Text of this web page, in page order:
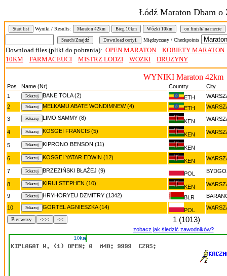
Łódź Maraton Dbam o
Start list Wyniki / Results: Maraton 42km Bieg 10km Wózki 10km on finish/ na mecie
Międzyczasy / Checkpoints
Download files (pliki do pobrania): OPEN MARATON
KOBIETY MARATON
10KM
FARMACEUCI MISTRZ LODZI WOZKI DRUZYNY
WYNIKI Maraton 42km
Pos Name (Nr) Country
City
1
BANE TOLA (2) ETH
2
MELKAMU ABATE WONDIMNEW (4) ETH
3
LIMO SAMMY (8)
KEN
4 KOSGEI FRANCIS (5)
KEN
5 KIPRONO BENSON (11)
KEN
6
KOSGEI YATAR EDWIN (12)
KEN
7 BRZEZIŃSKI BŁAŻEJ (9) POL
8 KIRUI STEPHEN (10)
KEN
9
HRYHORYEU DZMITRY (1342) BLR
10
GORTEL AGNIESZKA (14) POL
Pierwszy <<< << 1 (1013)
zobacz jak śledzić zawodników?